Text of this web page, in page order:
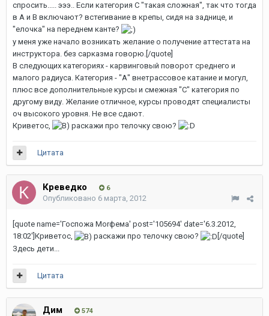
спросить..... эээ.. Если категория С "такая сложная", так что тогда
в А и В включают? встегивание в крепы, сидя на заднице, и
"елочка" на переднем канте?
у меня уже начало возникать желание о получение аттестата на
инструктора. без сарказма говорю.[/quote]
В следующих категориях - карвинговый поворот среднего и
малого радиуса. Категория - "А" внетрассовое катание и могул,
плюс все дополнительные курсы и смежная "С" категория по
другому виду. Желание отличное, курсы проводят специалисты
оч высокого уровня. Не все сдают.
Криветос,
раскажи про телочку свою?
Цитата
Креведко 6
Опубликовано 6 марта, 2012
[quote name='Госпожа Моrфема' post='105694' date='6.3.2012,
18:02']Криветос,
раскажи про телочку свою?
[/quote]
Здесь дети...
Цитата
Дим 574